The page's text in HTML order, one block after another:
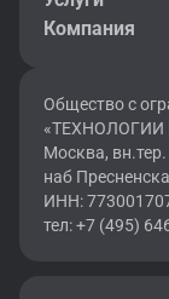
Компания
Общество с
«ТЕХНОЛОГИИ
Москва,
наб
ИНН:
тел: +7 (495)